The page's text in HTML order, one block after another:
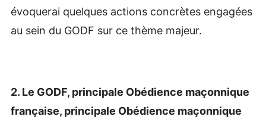
évoquerai quelques actions concrètes engagées
au sein du GODF sur ce thème majeur.
2. Le GODF, principale Obédience maçonnique
française, principale Obédience maçonnique